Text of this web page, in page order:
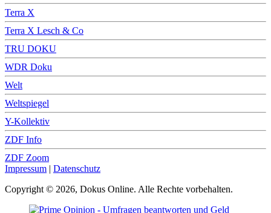
Terra X
Terra X Lesch & Co
TRU DOKU
WDR Doku
Welt
Weltspiegel
Y-Kollektiv
ZDF Info
ZDF Zoom
Impressum | Datenschutz
Copyright © 2026, Dokus Online. Alle Rechte vorbehalten.